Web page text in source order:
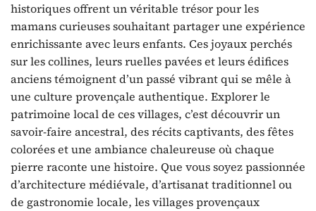
historiques offrent un véritable trésor pour les
mamans curieuses souhaitant partager une expérience
enrichissante avec leurs enfants. Ces joyaux perchés
sur les collines, leurs ruelles pavées et leurs édifices
anciens témoignent d’un passé vibrant qui se mêle à
une culture provençale authentique. Explorer le
patrimoine local de ces villages, c’est découvrir un
savoir-faire ancestral, des récits captivants, des fêtes
colorées et une ambiance chaleureuse où chaque
pierre raconte une histoire. Que vous soyez passionnée
d’architecture médiévale, d’artisanat traditionnel ou
de gastronomie locale, les villages provençaux